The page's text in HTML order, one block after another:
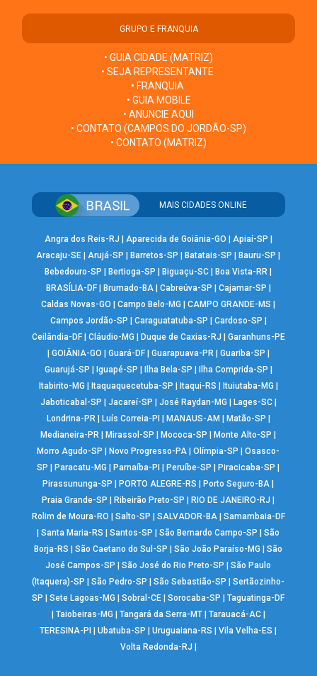
GRUPO E FRANQUIA
• GUIA CIDADE (MATRIZ)
• SEJA REPRESENTANTE
• FRANQUIA
• GUIA MOBILE
• ANUNCIE AQUI
• CONTATO (CAMPOS DO JORDÃO-SP)
• CONTATO (MATRIZ)
MAIS CIDADES ONLINE
Angra dos Reis-RJ Aparecida de Goiânia-GO Apiaí-SP
Aracaju-SE |Arujá-SP Barretos-SP Batatais-SP Bauru-SP
Bebedouro-SP
Bertioga-SP Biguaçu-SC Boa Vista-RR
BRASÍLIA-DF| Brumado-BA| Cabreúva-SP Cajamar-SP
Caldas Novas-GO
|Campo Belo-MG |CAMPO GRANDE-MS
Campos Jordão-SP
Caraguatatuba-SP Cardoso-SP
Ceilândia-DF| Cláudio-MG Duque de Caxias-RJ
Garanhuns-PE
GOIÂNIA-GO Guará-DF| Guarapuava-PR| Guariba-SP
Guarujá-SP
Iguapé-SP Ilha Bela-SP Ilha Comprida-SP
Itabirito-MG
Itaquaquecetuba-SP Itaqui-RS Ituiutaba-MG
Jaboticabal-SP
Jacareí-SP José Raydan-MG Lages-SC|
Londrina-PR| Luís Correia-PI MANAUS-AM Matão-SP
Medianeira-PR
Mirassol-SP Mococa-SP Monte Alto-SP
Morro Agudo-SP
Novo Progresso-PA |Olímpia-SP |Osasco-
SP
Paracatu-MG Parnaíba-PI Peruíbe-SP Piracicaba-SP
Pirassununga-SP
PORTO ALEGRE-RS Porto Seguro-BA
Praia Grande-SP
Ribeirão Preto-SP RIO DE JANEIRO-RJ
Rolim de Moura-RO
Salto-SP SALVADOR-BA| Samambaia-DF
|Santa Maria-RS |Santos-SP |São Bernardo Campo-SP |São
Borja-RS
|São Caetano do Sul-SP |São João Paraíso-MG |São
José Campos-SP
|São José do Rio Preto-SP |São Paulo
(Itaquera)-SP
|São Pedro-SP |São Sebastião-SP |Sertãozinho-
SP
|Sete Lagoas-MG |Sobral-CE |Sorocaba-SP |Taguatinga-DF
Taiobeiras-MG Tangará da Serra-MT| Tarauacá-AC|
TERESINA-PI
|Ubatuba-SP |Uruguaiana-RS |Vila Velha-ES
Volta Redonda-RJ